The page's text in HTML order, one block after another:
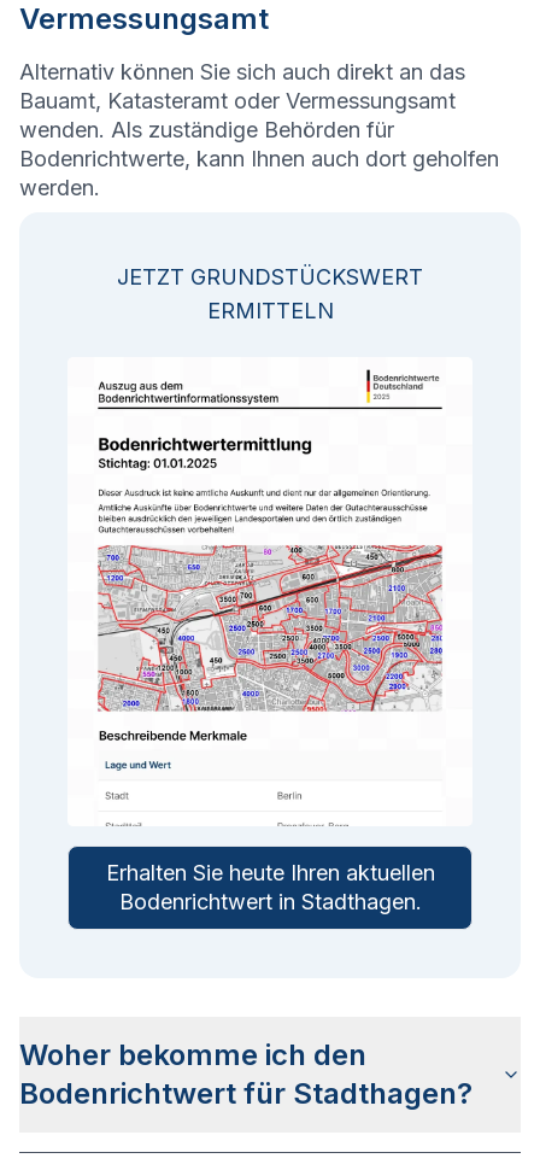
Vermessungsamt
Alternativ können Sie sich auch direkt an das
Bauamt, Katasteramt oder Vermessungsamt
wenden. Als zuständige Behörden für
Bodenrichtwerte, kann Ihnen auch dort geholfen
werden.
JETZT GRUNDSTÜCKSWERT
ERMITTELN
Erhalten Sie heute Ihren aktuellen
Bodenrichtwert in Stadthagen.
Woher bekomme ich den
Bodenrichtwert für Stadthagen?